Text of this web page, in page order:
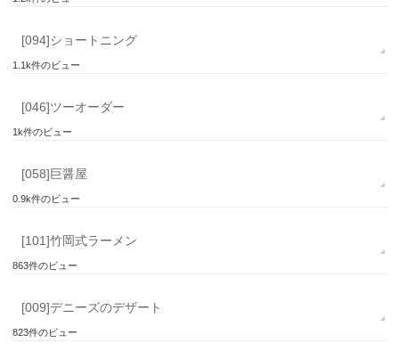
[094]ショートニング
1.1k件のビュー
[046]ツーオーダー
1k件のビュー
[058]巨醤屋
0.9k件のビュー
[101]竹岡式ラーメン
863件のビュー
[009]デニーズのデザート
823件のビュー